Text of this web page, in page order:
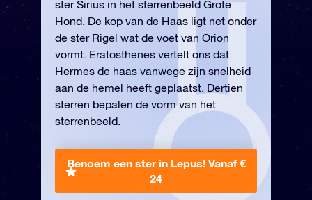
ster Sirius in het sterrenbeeld Grote
Hond. De kop van de Haas ligt net onder
de ster Rigel wat de voet van Orion
vormt. Eratosthenes vertelt ons dat
Hermes de haas vanwege zijn snelheid
aan de hemel heeft geplaatst. Dertien
sterren bepalen de vorm van het
sterrenbeeld.
Benoem een ster in Lepus! Vanaf €
24